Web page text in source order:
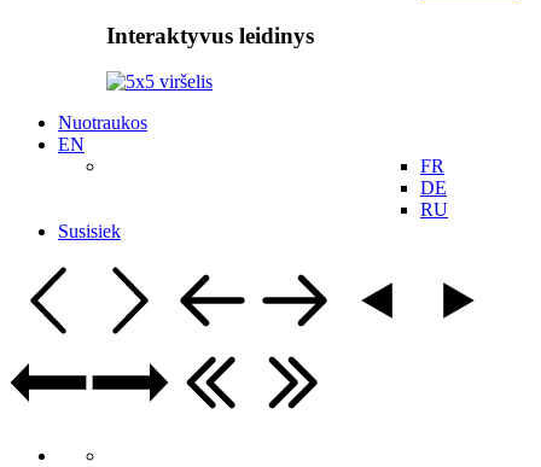
Interaktyvus leidinys
Nuotraukos
EN
FR
DE
RU
Susisiek